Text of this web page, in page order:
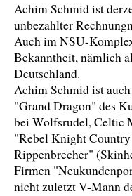
Achim Schmid ist
unbezahlter
Auch im NSU-
Bekanntheit, nämlich
Deutschland.
Achim Schmid ist
"Grand Dragon" des
bei Wolfsrudel, Celtic
"Rebel Knight
Rippenbrecher"
Firmen
nicht zuletzt V-Mann